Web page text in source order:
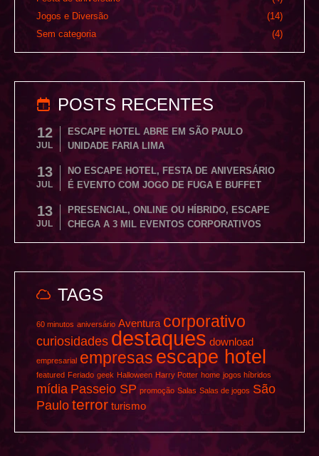
Jogos e Diversão
(14)
Sem categoria
(4)
POSTS RECENTES
12
JUL
ESCAPE HOTEL ABRE EM SÃO PAULO
UNIDADE FARIA LIMA
13
JUL
NO ESCAPE HOTEL, FESTA DE ANIVERSÁRIO
É EVENTO COM JOGO DE FUGA E BUFFET
13
JUL
PRESENCIAL, ONLINE OU HÍBRIDO, ESCAPE
CHEGA A 3 MIL EVENTOS CORPORATIVOS
TAGS
60 minutos aniversário Aventura corporativo
curiosidades destaques download
empresarial empresasescape hotel
featured Feriado geek Halloween Harry Potter home jogos híbridos
mídia Passeio SP promoção Salas Salas de jogos São
Pauloterror turismo